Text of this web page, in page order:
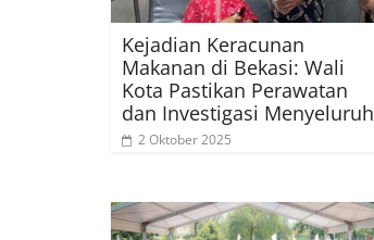
Kejadian Keracunan
Makanan di Bekasi: Wali
Kota Pastikan Perawatan
dan Investigasi Menyeluruh
2 Oktober 2025